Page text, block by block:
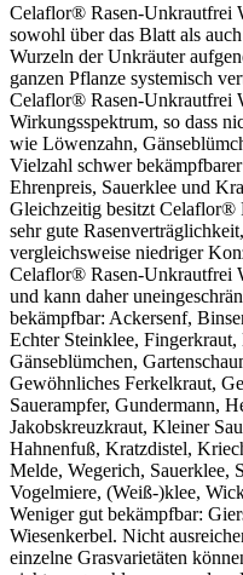
Celaflor® Rasen-Unkrautfrei
sowohl über das Blatt als
Wurzeln der Unkräuter
ganzen Pflanze systemisch
Celaflor® Rasen-Unkrautfrei
Wirkungsspektrum, so dass
wie Löwenzahn,
Vielzahl schwer
Ehrenpreis, Sauerklee und
Gleichzeitig besitzt Celaflor®
sehr gute
vergleichsweise niedriger
Celaflor® Rasen-Unkrautfrei
und kann daher
bekämpfbar: Ackersenf,
Echter Steinklee, Fingerkraut,
Gänseblümchen,
Gewöhnliches Ferkelkraut,
Sauerampfer, Gundermann,
Jakobskreuzkraut, Kleiner
Hahnenfuß, Kratzdistel,
Melde, Wegerich, Sauerklee,
Vogelmiere, (Weiß-)klee,
Weniger gut bekämpfbar:
Wiesenkerbel. Nicht
einzelne Grasvarietäten